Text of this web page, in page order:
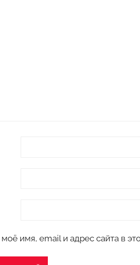
имя, email и адрес сайта в